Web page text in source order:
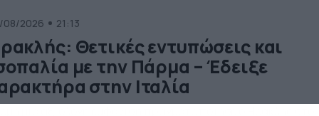
08/2026 21:13
Θετικές εντυπώσεις και
με την Πάρμα – Έδειξε
στην Ιταλία